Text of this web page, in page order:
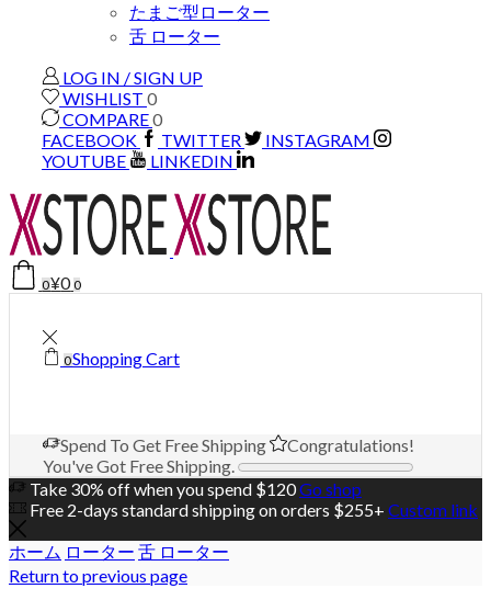
たまご型ローター
舌 ローター
LOG IN / SIGN UP
WISHLIST 0
COMPARE0
FACEBOOK
TWITTER
INSTAGRAM
YOUTUBE
LINKEDIN
0¥0 0
0Shopping Cart
Spend To Get Free Shipping
Congratulations!
You've Got Free Shipping.
Take 30% off when you spend $120Go shop
Free 2-days standard shipping on orders $255+ Custom link
ホーム ローター 舌 ローター
Return to previous page